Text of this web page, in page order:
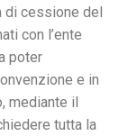
cessione del
con l’ente
poter
e in
mediante il
tutta la